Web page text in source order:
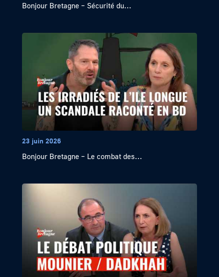
Bonjour Bretagne – Sécurité du...
23 juin 2026
Bonjour Bretagne – Le combat des...